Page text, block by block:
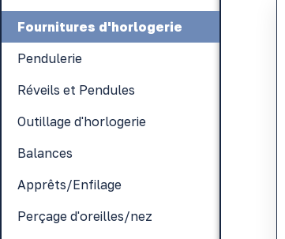
Fournitures d'horlogerie
Pendulerie
Réveils et Pendules
Outillage d'horlogerie
Balances
Apprêts/Enfilage
Perçage d'oreilles/nez